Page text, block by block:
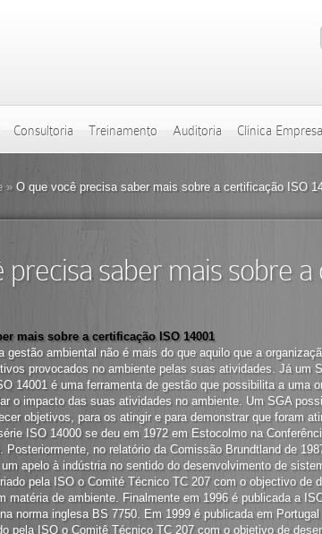
Consultoria Treinamento Auditoria Clínica
» O que você precisa saber mais sobre a certificação ISO
precisa saber mais sobre a
mais sobre a certificação ISO 14001
gestão ambiental não é mais do que aquilo que a
provocados no ambiente pelas suas atividades. Já um
14001 é uma ferramenta de gestão que possibilita a uma
o impacto das suas atividades no ambiente. Um SGA
objetivos, para os atingir e para demonstrar que foram
ISO 14000 se deu em 1972 em Estocolmo na
Posteriormente, no relatório da Comissão Brundtland de
apelo à indústria no sentido do desenvolvimento de
pela ISO o Comité Técnico TC 207 com o objectivo de
matéria de ambiente. Finalmente em 1996 é publicada a
norma inglesa BS 7750. Em 1999 é publicada em
pela ISO o Comitê Técnico TC 207 com o objetivo de